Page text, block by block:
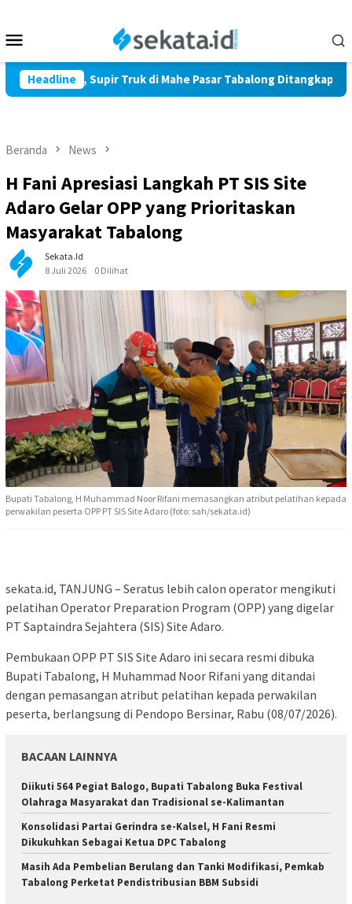
konten
Mobile
Headline
Sawit, Supir Truk di Mahe Pasar Tabalong Ditangkap Polisi
Beranda News
H Fani Apresiasi Langkah PT SIS Site
Adaro Gelar OPP yang Prioritaskan
Masyarakat Tabalong
Sekata.id
8 Juli 2026
0 Dilihat
Bupati Tabalong, H Muhammad Noor Rifani memasangkan atribut pelatihan kepada
perwakilan peserta OPP PT SIS Site Adaro (foto: sah/sekata.id)
sekata.id, TANJUNG – Seratus lebih calon operator mengikuti
pelatihan Operator Preparation Program (OPP) yang digelar
PT Saptaindra Sejahtera (SIS) Site Adaro.
Pembukaan OPP PT SIS Site Adaro ini secara resmi dibuka
Bupati Tabalong, H Muhammad Noor Rifani yang ditandai
dengan pemasangan atribut pelatihan kepada perwakilan
peserta, berlangsung di Pendopo Bersinar, Rabu (08/07/2026).
BACAAN LAINNYA
Diikuti 564 Pegiat Balogo, Bupati Tabalong Buka Festival
Olahraga Masyarakat dan Tradisional se-Kalimantan
Konsolidasi Partai Gerindra se-Kalsel, H Fani Resmi
Dikukuhkan Sebagai Ketua DPC Tabalong
Masih Ada Pembelian Berulang dan Tanki Modifikasi, Pemkab
Tabalong Perketat Pendistribusian BBM Subsidi